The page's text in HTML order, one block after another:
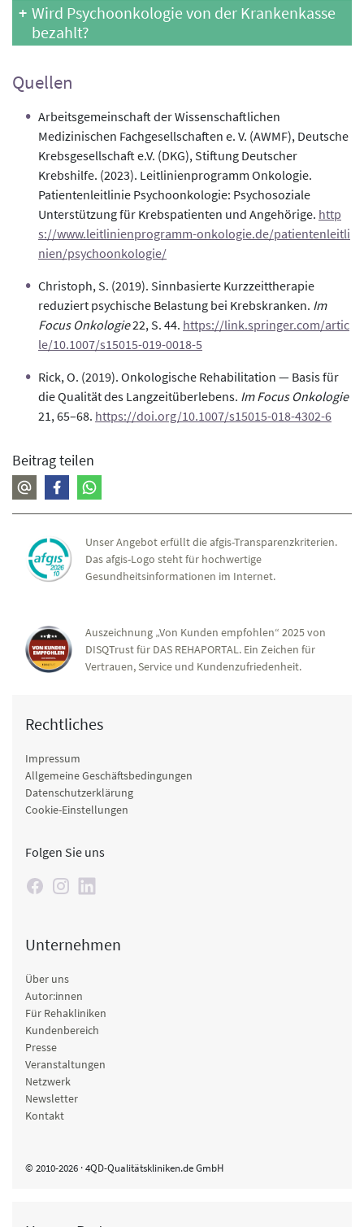
Wird Psychoonkologie von der Krankenkasse
bezahlt?
Quellen
Arbeitsgemeinschaft der Wissenschaftlichen
Medizinischen Fachgesellschaften e. V. (AWMF), Deutsche
Krebsgesellschaft e.V. (DKG), Stiftung Deutscher
Krebshilfe. (2023). Leitlinienprogramm Onkologie.
Patientenleitlinie Psychoonkologie: Psychosoziale
Unterstützung für Krebspatienten und Angehörige. http
s://www.leitlinienprogramm-onkologie.de/patientenleitli
nien/psychoonkologie/
Christoph, S. (2019). Sinnbasierte Kurzzeittherapie
reduziert psychische Belastung bei Krebskranken. Im
Focus Onkologie22, S. 44. https://link.springer.com/artic
le/10.1007/s15015-019-0018-5
Rick, O. (2019). Onkologische Rehabilitation — Basis für
die Qualität des Langzeitüberlebens. Im Focus Onkologie
21, 65–68. https://doi.org/10.1007/s15015-018-4302-6
Beitrag teilen
Unser Angebot erfüllt die afgis-Transparenzkriterien.
Das afgis-Logo steht für hochwertige
Gesundheitsinformationen im Internet.
Auszeichnung „Von Kunden empfohlen“ 2025 von
DISQTrust für DAS REHAPORTAL. Ein Zeichen für
Vertrauen, Service und Kundenzufriedenheit.
Rechtliches
Impressum
Allgemeine Geschäftsbedingungen
Datenschutzerklärung
Cookie-Einstellungen
Folgen Sie uns
Unternehmen
Über uns
Autor:innen
Für Rehakliniken
Kundenbereich
Presse
Veranstaltungen
Netzwerk
Newsletter
Kontakt
© 2010-2026 · 4QD-Qualitätskliniken.de GmbH